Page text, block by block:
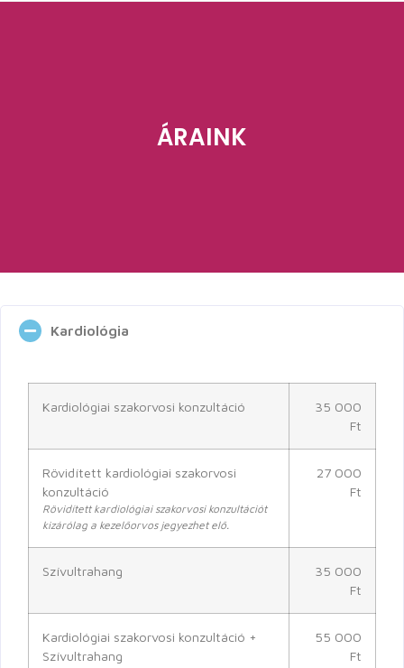
ÁRAINK
Kardiológia
Kardiológiai szakorvosi konzultáció
35 000
Ft
Rövidített kardiológiai szakorvosi
konzultáció
Rövidített kardiológiai szakorvosi konzultációt
kizárólag a kezelőorvos jegyezhet elő.
27 000
Ft
Szívultrahang
35 000
Ft
Kardiológiai szakorvosi konzultáció +
Szívultrahang
55 000
Ft